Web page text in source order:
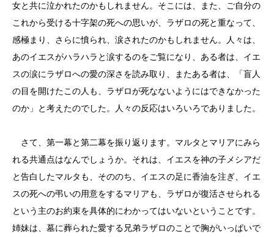
女と共に泣かれたのかもしれません。そこには、また、ご自分の
これから受ける十字架の死への思いが、ラザロの死と重なって、
感極まり、さらに憤られ、涙されたのかもしれません。人々は、
あのイエスがハラハラと涙するのをご覧になり、ある者は、イエ
スの涙にラザロへの愛の深さを読み取り、またある者は、「盲人
の目を開けたこの人も、ラザロが死なないようにはできなかった
のか」と考えたのでした。人々の反応はいろいろでありました。
さて、第一幕と第二幕を振り返ります。マルタとマリアにみら
れる共通点はなんでしょうか。それは、イエスを神の子メシアだ
と告白したマルタも、そののち、イエスの足に香油を注ぎ、イエ
スの死への弔いの用意をするマリアも、ラザロが復活させられる
という主のお約束を具体的にわかってはいないということです。
姉妹は、墓に葬られた愛する兄弟ラザロのことで胸がいっぱいで